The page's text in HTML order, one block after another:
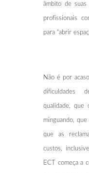
âmbito de suas
profissionais
para “abrir
Não é por
dificuldades
qualidade, que
minguando, que
que as
custos,
ECT começa a